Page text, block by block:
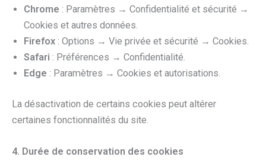
Chrome : Paramètres → Confidentialité et sécurité →
Cookies et autres données.
Firefox : Options → Vie privée et sécurité → Cookies.
Safari : Préférences → Confidentialité.
Edge : Paramètres → Cookies et autorisations.
La désactivation de certains cookies peut altérer
certaines fonctionnalités du site.
4. Durée de conservation des cookies